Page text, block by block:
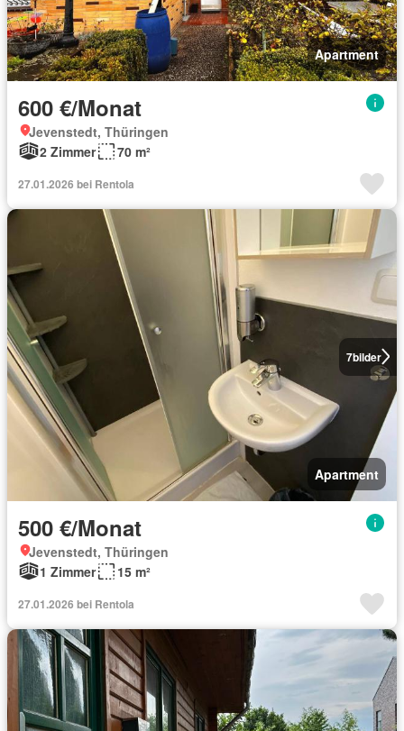
Apartment
600 €/Monat
Jevenstedt, Thüringen
2 Zimmer
70 m²
27.01.2026 bei Rentola
7bilder
Apartment
500 €/Monat
Jevenstedt, Thüringen
1 Zimmer
15 m²
27.01.2026 bei Rentola